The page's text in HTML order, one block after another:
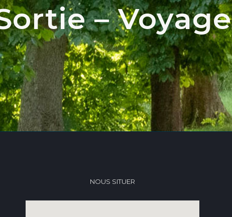
– Voyage
NOUS SITUER